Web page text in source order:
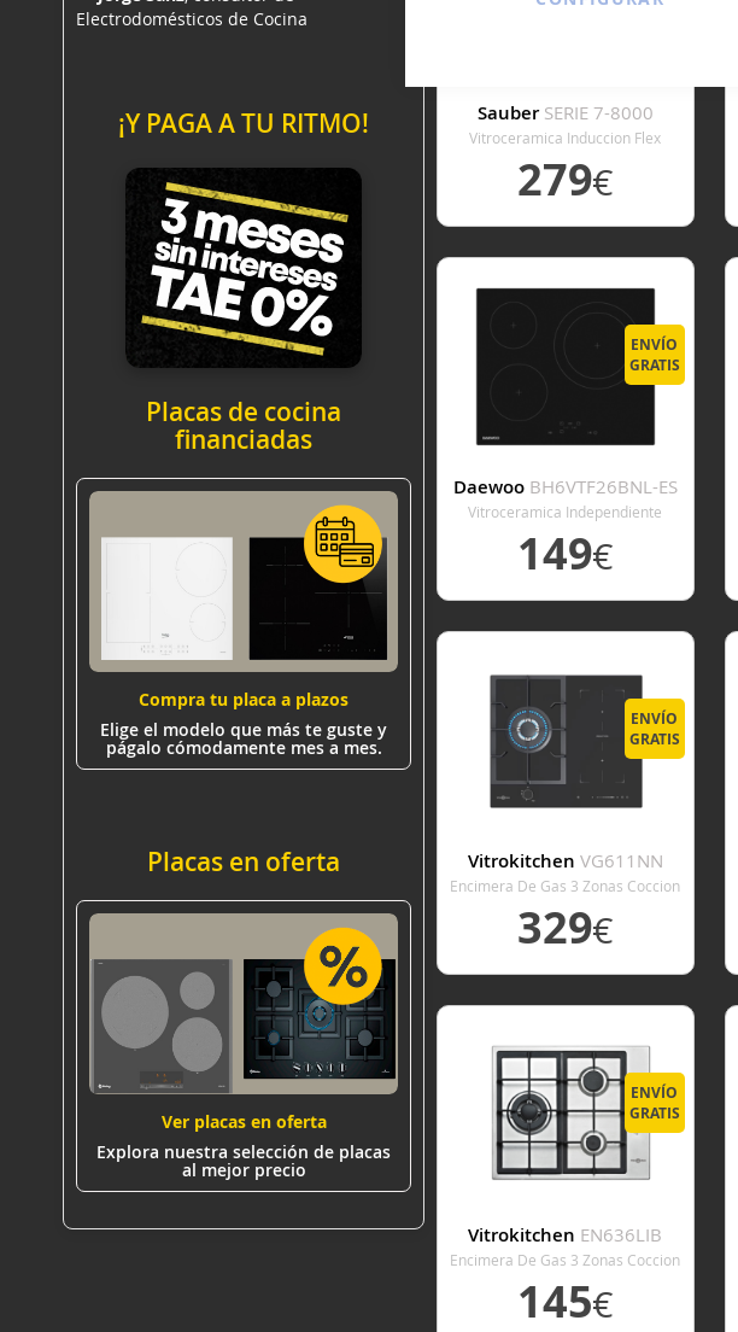
Electrodomésticos de Cocina
¡Y PAGA A TU RITMO!
Placas de cocina
financiadas
Compra tu placa a plazos
Elige el modelo que más te guste y
págalo cómodamente mes a mes.
Placas en oferta
Ver placas en oferta
Explora nuestra selección de placas
al mejor precio
Sauber SERIE 7-8000
Vitroceramica Induccion Flex
279€
VER DETALLE
ENVÍO
GRATIS
Daewoo BH6VTF26BNL-ES
Vitroceramica Independiente
60 Cm
149€
VER DETALLE
ENVÍO
GRATIS
Vitrokitchen VG611NN
Encimera De Gas 3 Zonas Coccion
329€
VER DETALLE
ENVÍO
GRATIS
Vitrokitchen EN636LIB
Encimera De Gas 3 Zonas Coccion
145€